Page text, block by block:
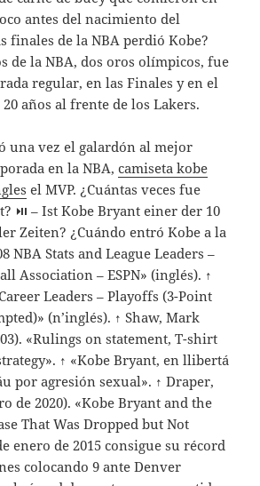
antes del nacimiento del
finales de la NBA perdió Kobe?
de la NBA, dos oros olímpicos, fue
regular, en las Finales y en el
años al frente de los Lakers.
una vez el galardón al mejor
en la NBA,camiseta kobe
el MVP. ¿Cuántas veces fue
⏯ – Ist Kobe Bryant einer der 10
Zeiten? ¿Cuándo entró Kobe a la
NBA Stats and League Leaders –
Association – ESPN» (inglés). ↑
Leaders – Playoffs (3-Point
(n’inglés). ↑ Shaw, Mark
«Rulings on statement, T-shirt
↑ «Kobe Bryant, en llibertá
por agresión sexual». ↑ Draper,
de 2020). «Kobe Bryant and the
That Was Dropped but Not
enero de 2015 consigue su récord
colocando 9 ante Denver